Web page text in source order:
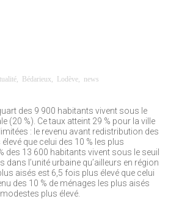
Bédarieux Lodève news
des 9 900 habitants vivent sous le
(20 %). Ce taux atteint 29 % pour la ville
: le revenu avant redistribution des
que celui des 10 % les plus
des 13 600 habitants vivent sous le seuil
l’unité urbaine qu’ailleurs en région
aisés est 6,5 fois plus élevé que celui
des 10 % de ménages les plus aisés
plus élevé.